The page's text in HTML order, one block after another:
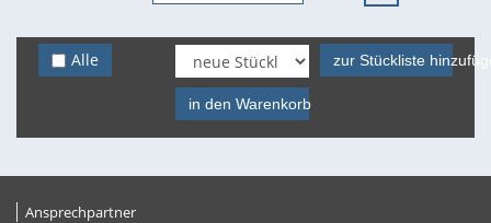
Alle zur Stückliste
in den Warenkorb
Ansprechpartner